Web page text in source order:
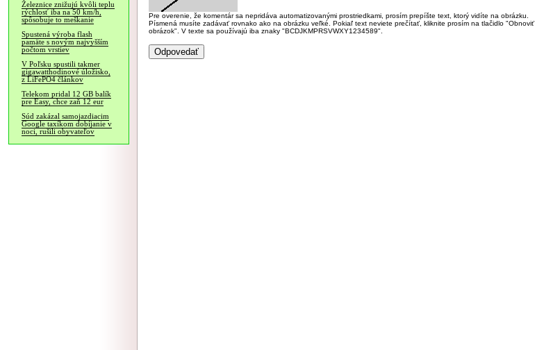
Železnice znižujú kvôli teplu
rýchlosť iba na 50 km/h,
spôsobuje to meškanie
Spustená výroba flash
pamäte s novým najvyšším
počtom vrstiev
V Poľsku spustili takmer
gigawatthodinové úložisko,
z LiFePO4 článkov
Telekom pridal 12 GB balík
pre Easy, chce zaň 12 eur
Súd zakázal samojazdiacim
Google taxíkom dobíjanie v
noci, rušili obyvateľov
Pre overenie, že komentár sa nepridáva automatizovanými prostriedkami, prosím prepíšte text, ktorý vidíte na obrázku.
Písmená musíte zadávať rovnako ako na obrázku veľké. Pokiaľ text neviete prečítať, kliknite prosím na tlačidlo "Obnoviť
obrázok". V texte sa používajú iba znaky "BCDJKMPRSVWXY1234589".